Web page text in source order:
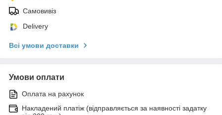
Самовивіз
Delivery
Всі умови доставки
Умови оплати
Оплата на рахунок
Накладений платіж (відправляється за наявності задатку